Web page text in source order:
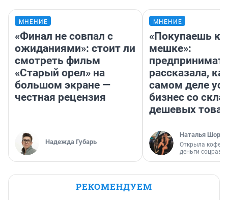
МНЕНИЕ
«Финал не совпал с
ожиданиями»: стоит ли
смотреть фильм
«Старый орел» на
большом экране —
честная рецензия
Надежда Губарь
МНЕНИЕ
«Покупаешь
мешке»:
рассказала,
самом деле
бизнес со
дешевых
Наталья
Открыла
деньги
РЕКОМЕНДУЕМ